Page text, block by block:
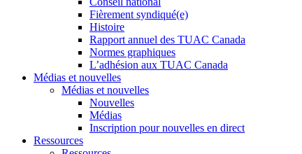
Fièrement syndiqué(e)
Histoire
Rapport annuel des TUAC Canada
Normes graphiques
L’adhésion aux TUAC Canada
Médias et nouvelles
Médias et nouvelles
Nouvelles
Médias
Inscription pour nouvelles en direct
Ressources